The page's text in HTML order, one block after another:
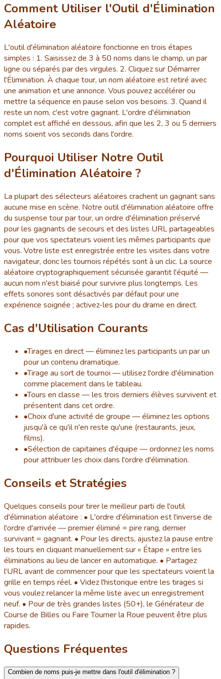
Comment Utiliser l'Outil d'Élimination
Aléatoire
L'outil d'élimination aléatoire fonctionne en trois étapes
simples : 1. Saisissez de 3 à 50 noms dans le champ, un par
ligne ou séparés par des virgules. 2. Cliquez sur Démarrer
l'Élimination. À chaque tour, un nom aléatoire est retiré avec
une animation et une annonce. Vous pouvez accélérer ou
mettre la séquence en pause selon vos besoins. 3. Quand il
reste un nom, c'est votre gagnant. L'ordre d'élimination
complet est affiché en dessous, afin que les 2, 3 ou 5 derniers
noms soient vos seconds dans l'ordre.
Pourquoi Utiliser Notre Outil
d'Élimination Aléatoire ?
La plupart des sélecteurs aléatoires crachent un gagnant sans
aucune mise en scène. Notre outil d'élimination aléatoire offre
du suspense tour par tour, un ordre d'élimination préservé
pour les gagnants de secours et des listes URL partageables
pour que vos spectateurs voient les mêmes participants que
vous. Votre liste est enregistrée entre les visites dans votre
navigateur, donc les tournois répétés sont à un clic. La source
aléatoire cryptographiquement sécurisée garantit l'équité —
aucun nom n'est biaisé pour survivre plus longtemps. Les
effets sonores sont désactivés par défaut pour une
expérience soignée ; activez-les pour du drame en direct.
Cas d'Utilisation Courants
•Tirages en direct — éliminez les participants un par un
pour un contenu dramatique.
•Tirage au sort de tournoi — utilisez l'ordre d'élimination
comme placement dans le tableau.
•Tours en classe — les trois derniers élèves survivent et
présentent dans cet ordre.
•Choix d'une activité de groupe — éliminez les options
jusqu'à ce qu'il n'en reste qu'une (restaurants, jeux,
films).
•Sélection de capitaines d'équipe — ordonnez les noms
pour attribuer les choix dans l'ordre d'élimination.
Conseils et Stratégies
Quelques conseils pour tirer le meilleur parti de l'outil
d'élimination aléatoire : • L'ordre d'élimination est l'inverse de
l'ordre d'arrivée — premier éliminé = pire rang, dernier
survivant = gagnant. • Pour les directs, ajustez la pause entre
les tours en cliquant manuellement sur « Étape » entre les
éliminations au lieu de lancer en automatique. • Partagez
l'URL avant de commencer pour que les spectateurs voient la
grille en temps réel. • Videz l'historique entre les tirages si
vous voulez relancer la même liste avec un enregistrement
neuf. • Pour de très grandes listes (50+), le Générateur de
Course de Billes ou Faire Tourner la Roue peuvent être plus
rapides.
Questions Fréquentes
Combien de noms puis-je mettre dans l'outil d'élimination ?